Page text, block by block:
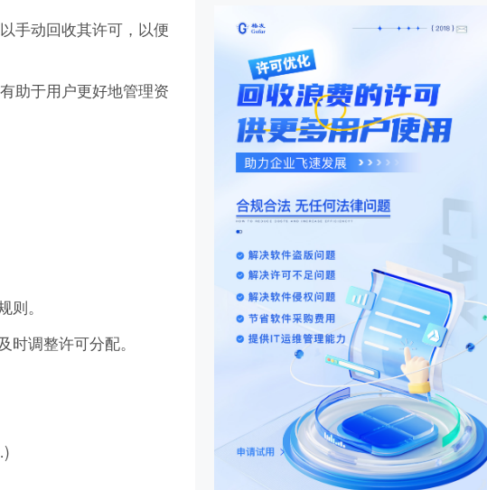
手动回收其许可，以便
助于用户更好地管理资
。
调整许可分配。